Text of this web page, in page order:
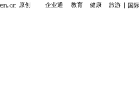
原创 企业通 教育 健康 旅游 国际